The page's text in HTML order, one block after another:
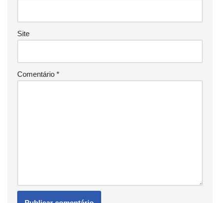
Site
Comentário *